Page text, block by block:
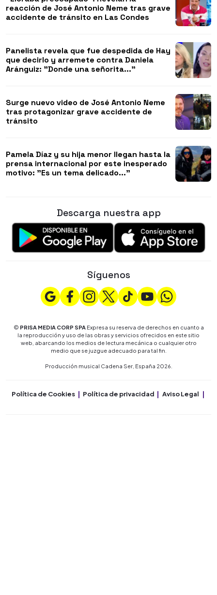
reacción de José Antonio Neme tras grave
accidente de tránsito en Las Condes
Panelista revela que fue despedida de Hay
que decirlo y arremete contra Daniela
Aránguiz: "Donde una señorita..."
Surge nuevo video de José Antonio Neme
tras protagonizar grave accidente de
tránsito
Pamela Díaz y su hija menor llegan hasta la
prensa internacional por este inesperado
motivo: "Es un tema delicado..."
Descarga nuestra app
Síguenos
© PRISA MEDIA CORP SPAExpresa su reserva de derechos en cuanto a
la reproducción y uso de las obras y servicios ofrecidos en este sitio
web, abarcando los medios de lectura mecánica o cualquier otro
medio que se juzgue adecuado para tal fin.
Producción musical Cadena Ser, España 2026.
Política de Cookies Política de privacidad Aviso Legal